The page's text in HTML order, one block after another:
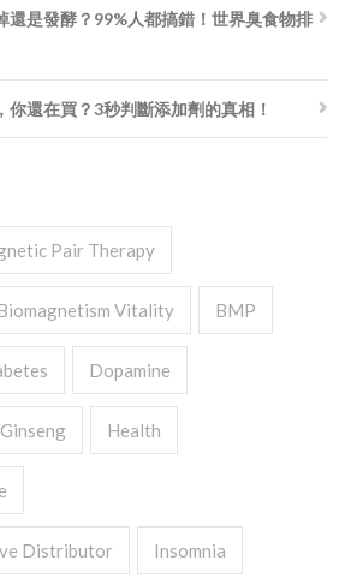
還是發酵？99%人都搞錯！世界臭食物排
還在買？3秒判斷添加劑的真相！
Pair Therapy
Vitality BMP
Dopamine
Ginseng Health
Distributor Insomnia